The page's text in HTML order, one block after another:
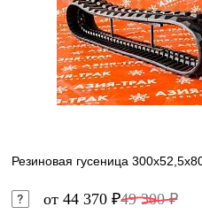
Резиновая гусеница
от 44 370 ₽49 300 ₽